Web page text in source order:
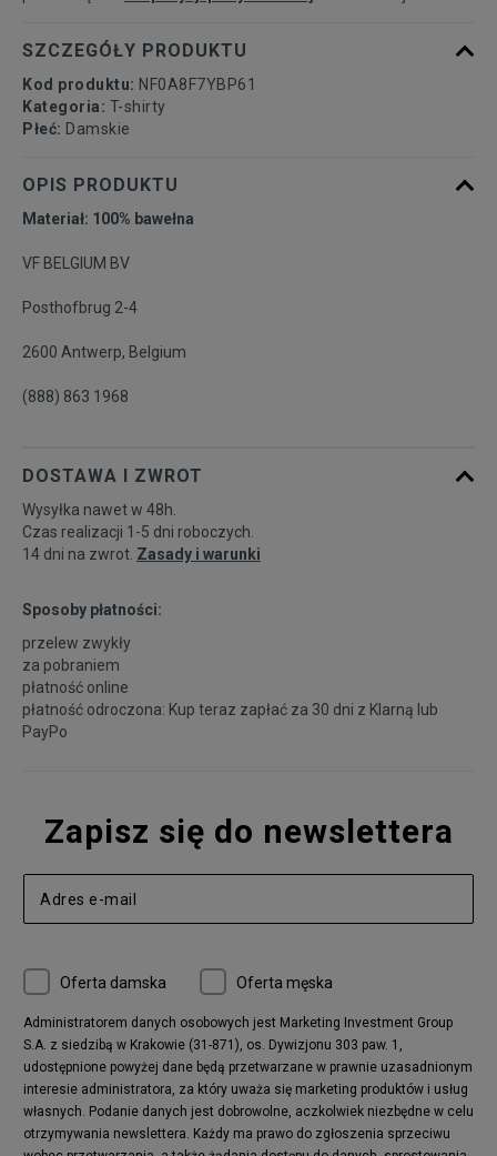
SZCZEGÓŁY PRODUKTU
Kod produktu: NF0A8F7YBP61
Kategoria: T-shirty
Płeć: Damskie
OPIS PRODUKTU
Materiał: 100% bawełna
VF BELGIUM BV
Posthofbrug 2-4
2600 Antwerp, Belgium
(888) 863 1968
DOSTAWA I ZWROT
Wysyłka nawet w 48h.
Czas realizacji 1-5 dni roboczych.
14 dni na zwrot. Zasady i warunki
Sposoby płatności:
przelew zwykły
za pobraniem
płatność online
płatność odroczona: Kup teraz zapłać za 30 dni z Klarną lub
PayPo
Zapisz się do newslettera
Oferta damska Oferta męska
Administratorem danych osobowych jest Marketing Investment Group
S.A. z siedzibą w Krakowie (31-871), os. Dywizjonu 303 paw. 1,
udostępnione powyżej dane będą przetwarzane w prawnie uzasadnionym
interesie administratora, za który uważa się marketing produktów i usług
własnych. Podanie danych jest dobrowolne, aczkolwiek niezbędne w celu
otrzymywania newslettera. Każdy ma prawo do zgłoszenia sprzeciwu